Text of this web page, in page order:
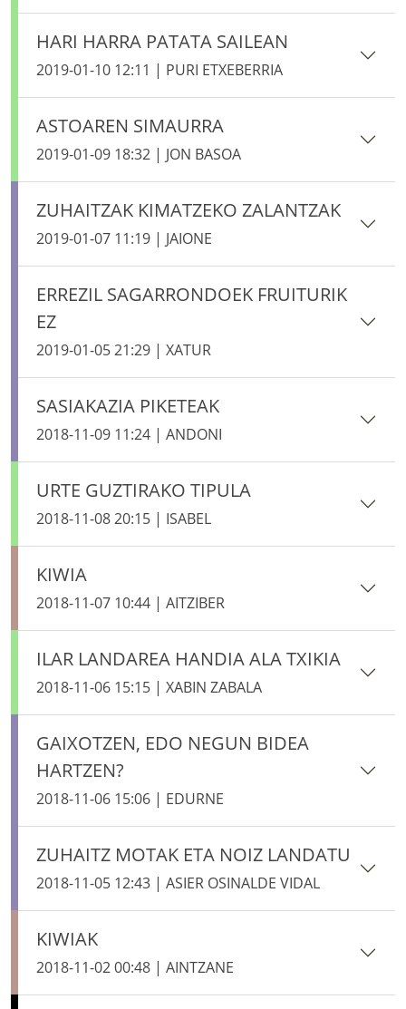
HARI HARRA PATATA SAILEAN
2019-01-10 12:11 | PURI ETXEBERRIA
ASTOAREN SIMAURRA
2019-01-09 18:32 | JON BASOA
ZUHAITZAK KIMATZEKO ZALANTZAK
2019-01-07 11:19 | JAIONE
ERREZIL SAGARRONDOEK FRUITURIK
EZ
2019-01-05 21:29 | XATUR
SASIAKAZIA PIKETEAK
2018-11-09 11:24 | ANDONI
URTE GUZTIRAKO TIPULA
2018-11-08 20:15 | ISABEL
KIWIA
2018-11-07 10:44 | AITZIBER
ILAR LANDAREA HANDIA ALA TXIKIA
2018-11-06 15:15 | XABIN ZABALA
GAIXOTZEN, EDO NEGUN BIDEA
HARTZEN?
2018-11-06 15:06 | EDURNE
ZUHAITZ MOTAK ETA NOIZ LANDATU
2018-11-05 12:43 | ASIER OSINALDE VIDAL
KIWIAK
2018-11-02 00:48 | AINTZANE